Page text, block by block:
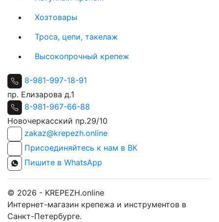
Хозтовары
Троса, цепи, такелаж
Высокопрочный крепеж
8-981-997-18-91
пр. Елизарова д.1
8-981-967-66-88
Новочеркасский пр.29/10
zakaz@krepezh.online
Присоединяйтесь к нам в ВК
Пишите в WhatsApp
© 2026 - KREPEZH.online
Интернет-магазин крепежа и инструментов в
Санкт-Петербурге.